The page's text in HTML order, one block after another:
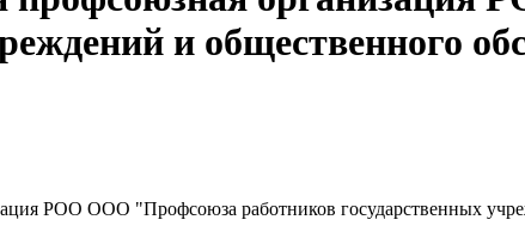
и общественного
РОО ООО "Профсоюза работников государственных